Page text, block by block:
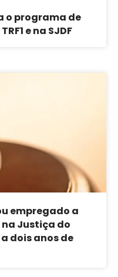
o programa de
e na SJDF
empregado a
Justiça do
dois anos de